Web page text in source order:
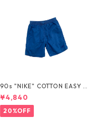
90s "NIKE" COTTON EASY S
HORTS
¥4,840
20%OFF